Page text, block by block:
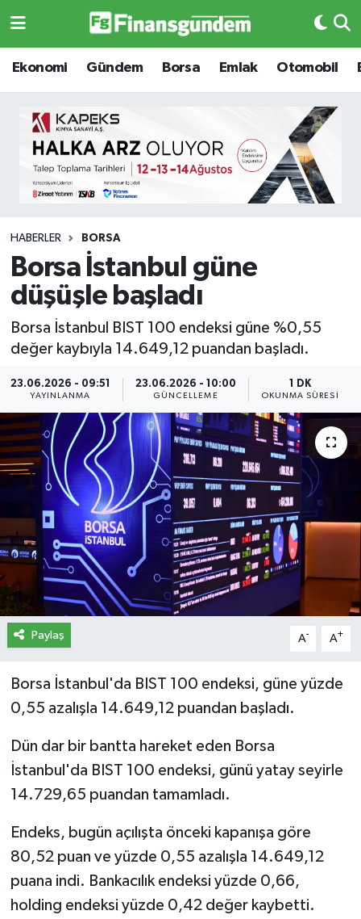
Ekonomi Gündem Borsa Emlak Otomobil
HABERLER BORSA
Borsa İstanbul güne
düşüşle başladı
Borsa İstanbul BIST 100 endeksi güne %0,55
değer kaybıyla 14.649,12 puandan başladı.
23.06.2026 - 09:51
YAYINLANMA
23.06.2026 - 10:00
GÜNCELLEME
1 DK
OKUNMA SÜRESI
Paylaş A- A+
Borsa İstanbul'da BIST 100 endeksi, güne yüzde
0,55 azalışla 14.649,12 puandan başladı.
Dün dar bir bantta hareket eden Borsa
İstanbul'da BIST 100 endeksi, günü yatay seyirle
14.729,65 puandan tamamladı.
Endeks, bugün açılışta önceki kapanışa göre
80,52 puan ve yüzde 0,55 azalışla 14.649,12
puana indi. Bankacılık endeksi yüzde 0,66,
holding endeksi yüzde 0,42 değer kaybetti.
Ekonomi
Borsa
Emlak
Otomobil
Gizlilik Sözleşmesi
Hakkımızda
İletişim
Künye
Yasal Uyarı
Ekonomi
Borsa
Emlak
Emtia
BITCOIN
Yapay Zeka